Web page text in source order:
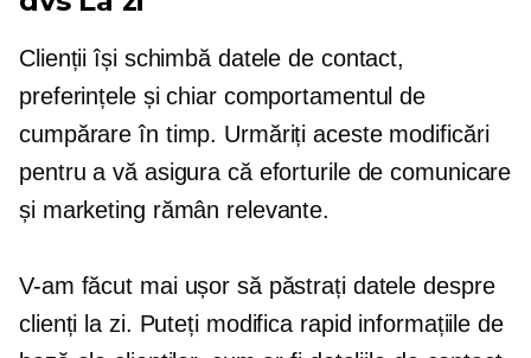
Clienții își schimbă datele de contact,
preferințele și chiar comportamentul de
cumpărare în timp. Urmăriți aceste modificări
pentru a vă asigura că eforturile de comunicare
și marketing rămân relevante.
V-am făcut mai ușor să păstrați datele despre
clienți la zi. Puteți modifica rapid informațiile de